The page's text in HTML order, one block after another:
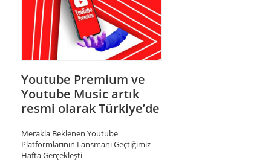
Youtube Premium ve
Youtube Music artık
resmi olarak Türkiye’de
Merakla Beklenen Youtube
Platformlarının Lansmanı Geçtiğimiz
Hafta Gerçekleşti